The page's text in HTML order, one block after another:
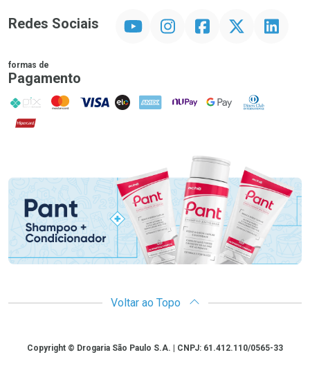
Redes Sociais InstagramFacebookTwitter Linkedin
formas de
Pagamento
PIX MasterCard
VISA ELO AMEX NuPay Google PayDiners Club
Hipercard
Promoção em Destaque
Voltar ao Topo
CopyrightCopyright © Drogaria São Paulo S.A. | CNPJ: 61.412.110/0565-33